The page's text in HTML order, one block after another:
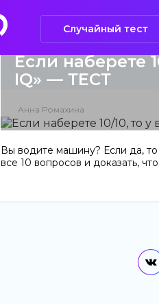
Случайный тест
Если наберете
IQ» — ТЕСТ
Анна Ромахина
Вы водите машину? Если да, то
все 10 вопросов и доказать,